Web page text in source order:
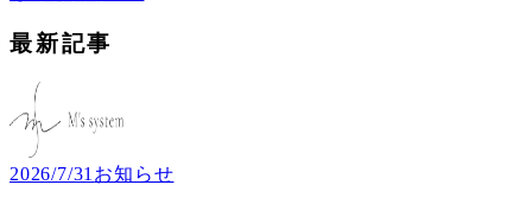
最新記事
2026/7/31 お知らせ